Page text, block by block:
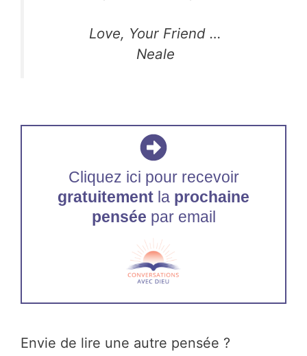
Love, Your Friend …
Neale
Cliquez ici pour recevoir
gratuitement la prochaine
pensée par email
Envie de lire une autre pensée ?